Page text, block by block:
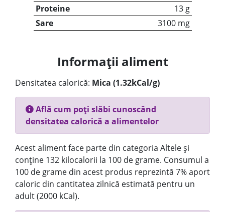
Proteine
13 g
Sare
3100 mg
Informații aliment
Densitatea calorică: Mica (1.32kCal/g)
Află cum poți slăbi cunoscând
densitatea calorică a alimentelor
Acest aliment face parte din categoria Altele și
conține 132 kilocalorii la 100 de grame. Consumul a
100 de grame din acest produs reprezintă 7% aport
caloric din cantitatea zilnică estimată pentru un
adult (2000 kCal).